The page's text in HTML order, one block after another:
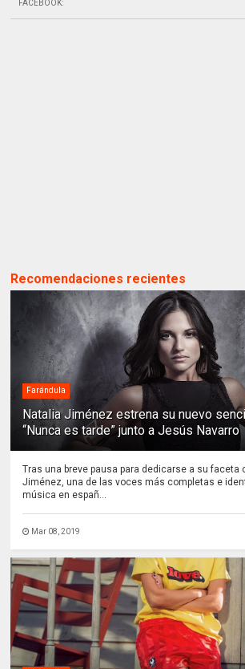
FACEBOOK:
Recomendaciones recientes
Farándula
Natalia Jiménez estrena su nuevo
“Nunca es tarde” junto a Jesús Navarro
Tras una breve pausa para dedicarse a su faceta
Jiménez, una de las voces más completas e
música en españ...
Mar 08, 2019